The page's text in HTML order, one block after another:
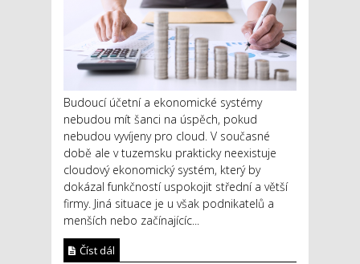
Budoucí účetní a ekonomické systémy
nebudou mít šanci na úspěch, pokud
nebudou vyvíjeny pro cloud. V současné
době ale v tuzemsku prakticky neexistuje
cloudový ekonomický systém, který by
dokázal funkčností uspokojit střední a větší
firmy. Jiná situace je u však podnikatelů a
menších nebo začínajícíc...
Číst dál